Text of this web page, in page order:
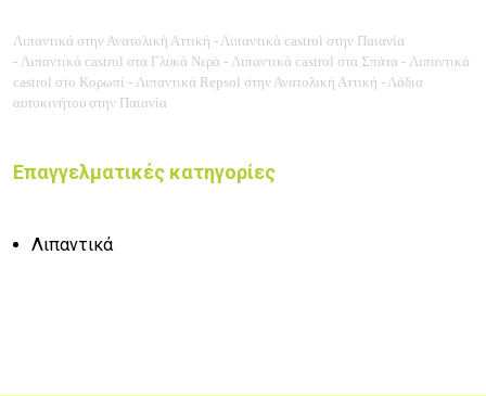
Λιπαντικά στην Ανατολική Αττική - Λιπαντικά castrol στην Παιανία
- Λιπαντικά castrol στα Γλυκά Νερά - Λιπαντικά castrol στα Σπάτα - Λιπαντικά
castrol στο Κορωπί - Λιπαντικά Repsol στην Ανατολική Αττική - Λάδια
αυτοκινήτου στην Παιανία
Επαγγελματικές κατηγορίες
Λιπαντικά